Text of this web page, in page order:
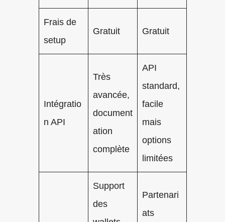
Frais de
setup
Gratuit Gratuit
Intégratio
n API
Très
avancée,
document
ation
complète
API
standard,
facile
mais
options
limitées
Support
des
Partenari
ats